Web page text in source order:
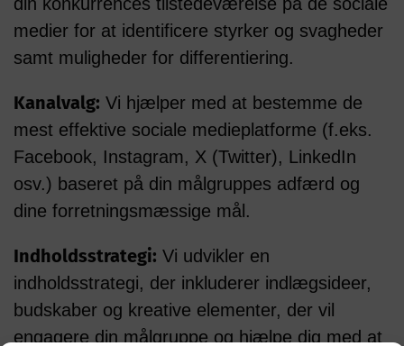
medier for at identificere styrker og svagheder
samt muligheder for differentiering.
Kanalvalg: Vi hjælper med at bestemme de
mest effektive sociale medieplatforme (f.eks.
Facebook, Instagram, X (Twitter), LinkedIn
osv.) baseret på din målgruppes adfærd og
dine forretningsmæssige mål.
Indholdsstrategi: Vi udvikler en
indholdsstrategi, der inkluderer indlægsideer,
budskaber og kreative elementer, der vil
engagere din målgruppe og hjælpe dig med at